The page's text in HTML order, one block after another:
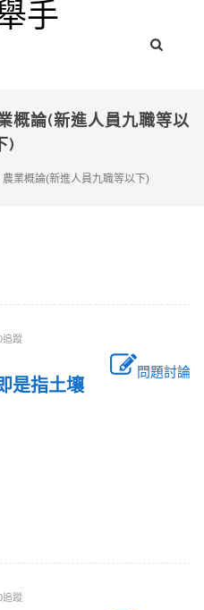
概論(新進人員九職等以
)
農業概論(新進人員九職等以下)
追蹤
問題討論
是指土壤
追蹤